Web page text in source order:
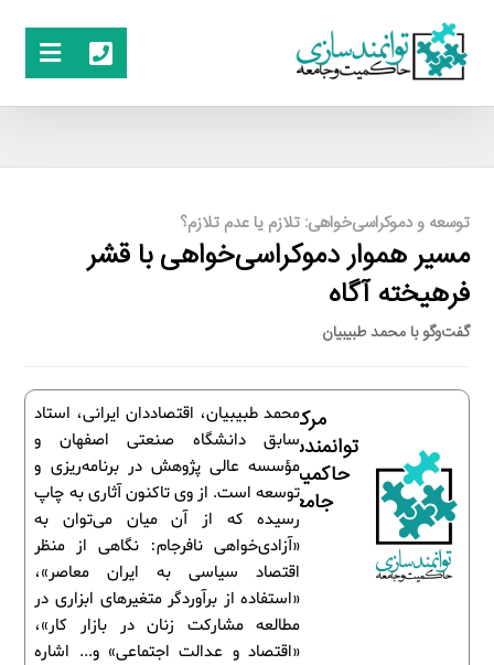
توسعه و دموکراسی‌خواهی: تلازم یا عدم تلازم؟
مسیر هموار دموکراسی‌خواهی با قشر
فرهیخته آگاه
گفت‌وگو با محمد طبیبیان
محمد طبیبیان، اقتصاددان ایرانی، استاد
سابق دانشگاه صنعتی اصفهان و
مؤسسه عالی پژوهش در برنامه‌ریزی و
توسعه است. از وی تاکنون آثاری به چاپ
رسیده که از آن میان می‌توان به
«آزادی‌خواهی نافرجام: نگاهی از منظر
اقتصاد سیاسی به ایران معاصر»،
«استفاده از برآوردگر متغیرهای ابزاری در
مطالعه مشارکت زنان در بازار کار»،
«اقتصاد و عدالت اجتماعی» و... اشاره
مرکز
توانمندسازی
حاکمیت و
جامعه